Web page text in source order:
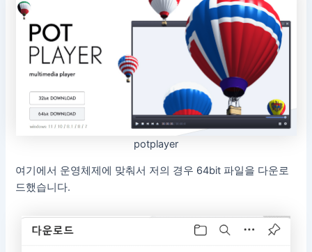
potplayer
여기에서 운영체제에 맞춰서 저의 경우 64bit 파일을 다운로
드했습니다.